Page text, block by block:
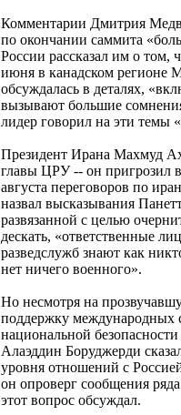
Комментарии Дмитрия
по окончании саммита
России рассказал им о том,
июня в канадском регионе
обсуждалась в деталях,
вызывают большие
лидер говорил на эти темы
Президент Ирана Махмуд
главы ЦРУ -- он пригрозил
августа переговоров по
назвал высказывания
развязанной с целью
дескать, «ответственные
разведслужб знают как
нет ничего военного».
Но несмотря на
поддержку международных
национальной
Алаэддин Боруджерди
уровня отношений с
он опроверг сообщения
этот вопрос обсуждал.